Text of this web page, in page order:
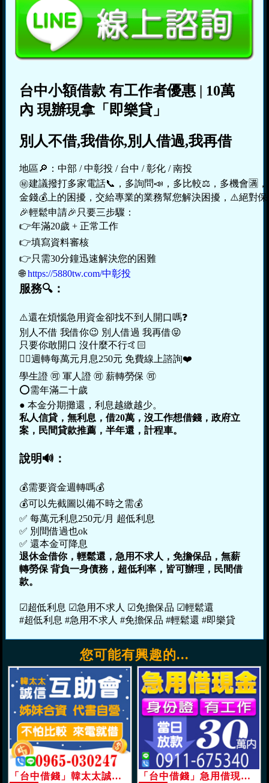
台中小額借款 有工作者優惠 | 10萬
內 現辦現拿「即樂貸」
別人不借,我借你,別人借過,我再借
地區🔎：中部 / 中彰投 / 台中 / 彰化 / 南投
㊙建議撥打多家電話📞，多詢問📣，多比較⚖，多機會🈵
金錢💰上的困擾，交給專業的業務幫您解決困擾，⚠️絕對
🎉輕鬆申請🎉只要三步驟：
👉年滿20歲 + 正常工作
👉填寫資料審核
👉只需30分鐘迅速解決您的困難
🌐 https://5880tw.com/中彰投
服務🔍：
⚠️還在煩惱急用資金卻找不到人開口嗎❓
別人不借 我借你😉 別人借過 我再借😝
只要你敢開口 沒什麼不行🤙🏻
👉🏽週轉每萬元月息250元 免費線上諮詢❤️
學生證 🉑️ 軍人證 🉑️ 薪轉勞保 🉑️
⭕️需年滿二十歲
● 本金分期攤還，利息越繳越少。
私人信貸，無利息，借20萬，沒工作想借錢，政府立
案，民間貸款推薦，半年還，計程車。
說明🔊：
💰需要資金週轉嗎💰
💰可以先截圖以備不時之需💰
✅ 每萬元利息250元/月 超低利息
✅ 別間借過也ok
✅ 還本金可降息
退休金借你，輕鬆還，急用不求人，免擔保品，無薪
轉勞保 背負一身債務，超低利率，皆可辦理，民間借
款。
☑超低利息 ☑急用不求人 ☑免擔保品 ☑輕鬆還
#超低利息 #急用不求人 #免擔保品 #輕鬆還 #即樂貸
您可能有興趣的...
「台中借錢」韓太太誠信互助會，不怕比較，姊妹合資，代書經營，來電就借「即樂貸」 「台中借錢」急用借現金，當日放款，身份證有工作，30萬內，另有優惠方案「即樂貸」